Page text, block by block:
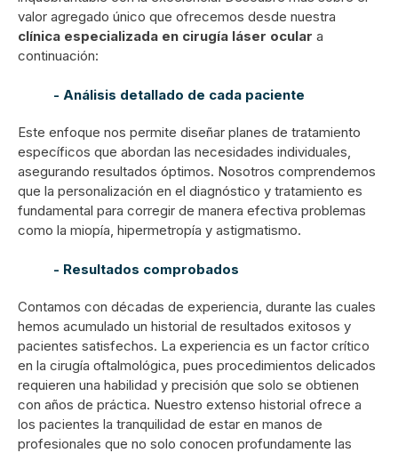
valor agregado único que ofrecemos desde nuestra
clínica especializada en cirugía láser ocular a
continuación:
- Análisis detallado de cada paciente
Este enfoque nos permite diseñar planes de tratamiento
específicos que abordan las necesidades individuales,
asegurando resultados óptimos. Nosotros comprendemos
que la personalización en el diagnóstico y tratamiento es
fundamental para corregir de manera efectiva problemas
como la miopía, hipermetropía y astigmatismo.
- Resultados comprobados
Contamos con décadas de experiencia, durante las cuales
hemos acumulado un historial de resultados exitosos y
pacientes satisfechos. La experiencia es un factor crítico
en la cirugía oftalmológica, pues procedimientos delicados
requieren una habilidad y precisión que solo se obtienen
con años de práctica. Nuestro extenso historial ofrece a
los pacientes la tranquilidad de estar en manos de
profesionales que no solo conocen profundamente las